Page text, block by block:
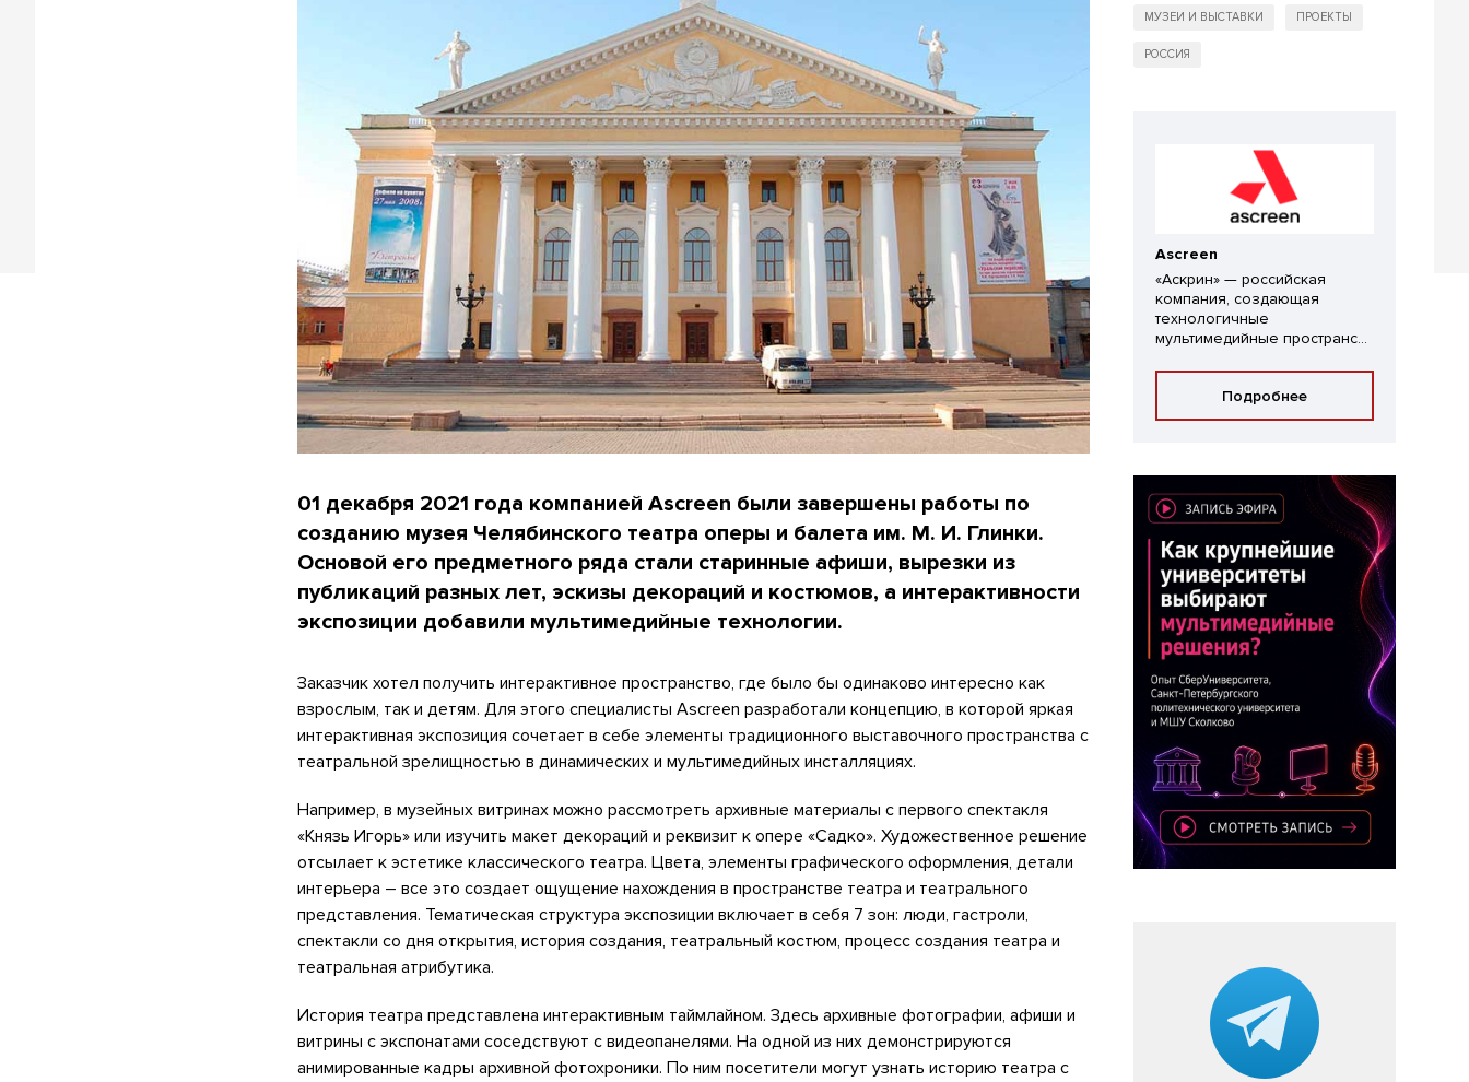
01 декабря 2021 года компанией Ascreen были завершены работы по
созданию музея Челябинского театра оперы и балета им. М. И. Глинки.
Основой его предметного ряда стали старинные афиши, вырезки из
публикаций разных лет, эскизы декораций и костюмов, а интерактивности
экспозиции добавили мультимедийные технологии.
Заказчик хотел получить интерактивное пространство, где было бы одинаково интересно как
взрослым, так и детям. Для этого специалисты Ascreen разработали концепцию, в которой яркая
интерактивная экспозиция сочетает в себе элементы традиционного выставочного пространства с
театральной зрелищностью в динамических и мультимедийных инсталляциях.
Например, в музейных витринах можно рассмотреть архивные материалы с первого спектакля
«Князь Игорь» или изучить макет декораций и реквизит к опере «Садко». Художественное решение
отсылает к эстетике классического театра. Цвета, элементы графического оформления, детали
интерьера – все это создает ощущение нахождения в пространстве театра и театрального
представления. Тематическая структура экспозиции включает в себя 7 зон: люди, гастроли,
спектакли со дня открытия, история создания, театральный костюм, процесс создания театра и
театральная атрибутика.
История театра представлена интерактивным таймлайном. Здесь архивные фотографии, афиши и
витрины с экспонатами соседствуют с видеопанелями. На одной из них демонстрируются
анимированные кадры архивной фотохроники. По ним посетители могут узнать историю театра с
МУЗЕИ И ВЫСТАВКИ ПРОЕКТЫ
РОССИЯ
Ascreen
«Аскрин» — российская
компания, создающая
технологичные
мультимедийные пространс...
Подробнее